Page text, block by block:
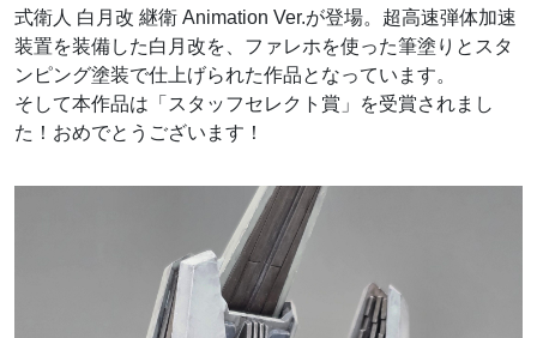
式衛人 白月改 継衛 Animation Ver.が登場。超高速弾体加速
装置を装備した白月改を、ファレホを使った筆塗りとスタ
ンピング塗装で仕上げられた作品となっています。
そして本作品は「スタッフセレクト賞」を受賞されまし
た！おめでとうございます！